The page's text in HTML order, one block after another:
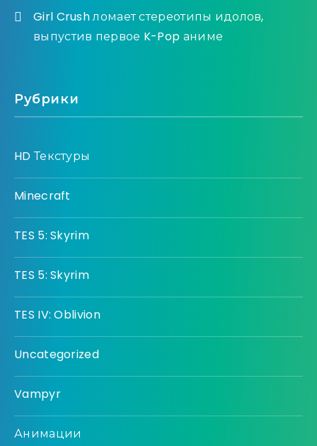
Girl Crush ломает стереотипы идолов,
выпустив первое K-Pop аниме
Рубрики
HD Текстуры
Minecraft
TES 5: Skyrim
TES 5: Skyrim
TES IV: Oblivion
Uncategorized
Vampyr
Анимации